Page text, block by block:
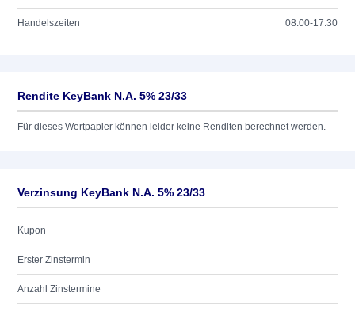
Handelszeiten 08:00-17:30
Rendite KeyBank N.A. 5% 23/33
Für dieses Wertpapier können leider keine Renditen berechnet werden.
Verzinsung KeyBank N.A. 5% 23/33
Kupon
Erster Zinstermin
Anzahl Zinstermine